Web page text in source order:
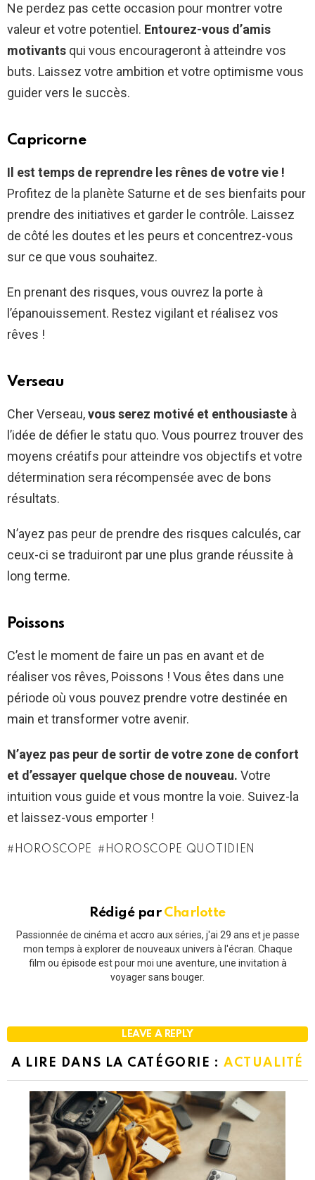
Ne perdez pas cette occasion pour montrer votre
valeur et votre potentiel. Entourez-vous d’amis
motivants qui vous encourageront à atteindre vos
buts. Laissez votre ambition et votre optimisme vous
guider vers le succès.
Capricorne
Il est temps de reprendre les rênes de votre vie !
Profitez de la planète Saturne et de ses bienfaits pour
prendre des initiatives et garder le contrôle. Laissez
de côté les doutes et les peurs et concentrez-vous
sur ce que vous souhaitez.
En prenant des risques, vous ouvrez la porte à
l’épanouissement. Restez vigilant et réalisez vos
rêves !
Verseau
Cher Verseau,vous serez motivé et enthousiaste à
l’idée de défier le statu quo. Vous pourrez trouver des
moyens créatifs pour atteindre vos objectifs et votre
détermination sera récompensée avec de bons
résultats.
N’ayez pas peur de prendre des risques calculés, car
ceux-ci se traduiront par une plus grande réussite à
long terme.
Poissons
C’est le moment de faire un pas en avant et de
réaliser vos rêves, Poissons ! Vous êtes dans une
période où vous pouvez prendre votre destinée en
main et transformer votre avenir.
N’ayez pas peur de sortir de votre zone de confort
et d’essayer quelque chose de nouveau. Votre
intuition vous guide et vous montre la voie. Suivez-la
et laissez-vous emporter !
HOROSCOPE HOROSCOPE QUOTIDIEN
Rédigé par Charlotte
Passionnée de cinéma et accro aux séries, j'ai 29 ans et je passe
mon temps à explorer de nouveaux univers à l'écran. Chaque
film ou épisode est pour moi une aventure, une invitation à
voyager sans bouger.
LEAVE A REPLY
A LIRE DANS LA CATÉGORIE : ACTUALITÉ